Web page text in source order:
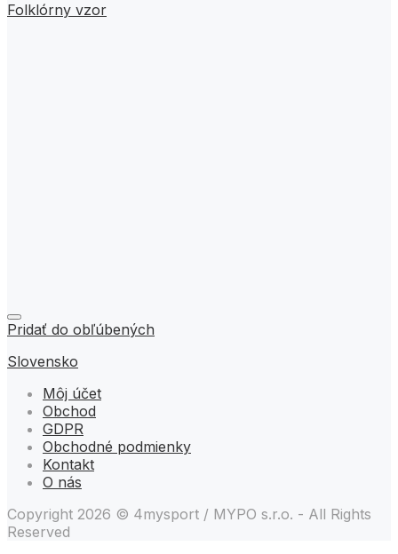
Folklórny vzor
Pridať do obľúbených
Slovensko
Môj účet
Obchod
GDPR
Obchodné podmienky
Kontakt
O nás
Copyright 2026 © 4mysport / MYPO s.r.o. - All Rights
Reserved